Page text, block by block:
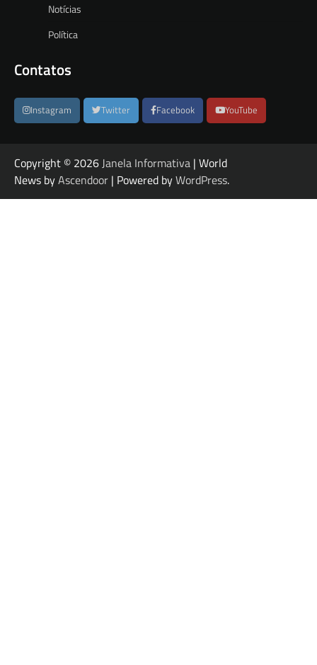
Notícias
Política
Contatos
Instagram Twitter Facebook YouTube
Copyright © 2026Janela Informativa | World
News byAscendoor | Powered byWordPress.